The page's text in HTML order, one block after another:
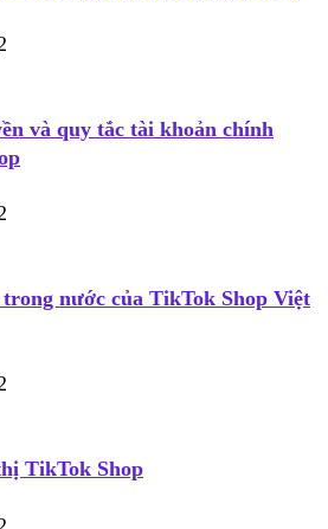
và quy tắc tài khoản chính
nước của TikTok Shop Việt
TikTok Shop